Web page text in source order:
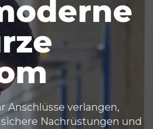
Anschlüsse verlangen,
Nachrüstungen und